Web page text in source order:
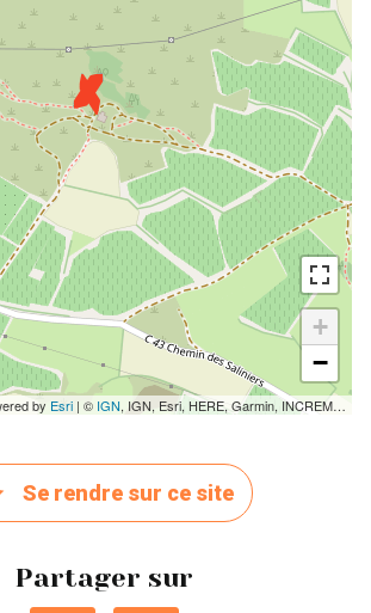
+
−
by Esri | © IGN, IGN, Esri, HERE, Garmin, INCREMENT P, Intermap, USGS, METI/NASA
Se rendre sur ce site
Partager sur